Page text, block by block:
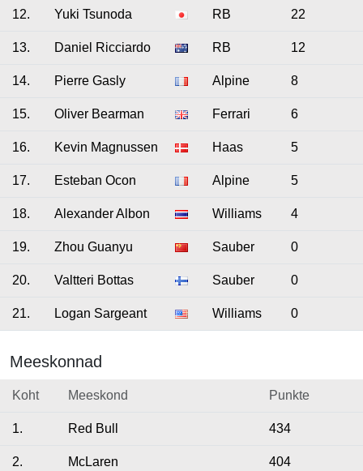
12. Yuki Tsunoda RB 22
13. Daniel Ricciardo RB 12
14. Pierre Gasly Alpine 8
15. Oliver Bearman Ferrari 6
16. Kevin Magnussen Haas 5
17. Esteban Ocon Alpine 5
18. Alexander Albon Williams 4
19. Zhou Guanyu Sauber 0
20. Valtteri Bottas Sauber 0
21. Logan Sargeant Williams 0
Meeskonnad
Koht Meeskond Punkte
1. Red Bull 434
2. McLaren 404